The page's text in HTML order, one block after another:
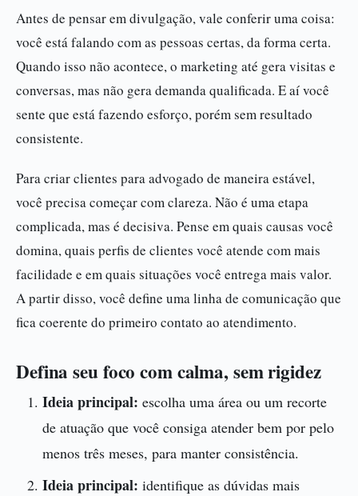
Antes de pensar em divulgação, vale conferir uma coisa:
você está falando com as pessoas certas, da forma certa.
Quando isso não acontece, o marketing até gera visitas e
conversas, mas não gera demanda qualificada. E aí você
sente que está fazendo esforço, porém sem resultado
consistente.
Para criar clientes para advogado de maneira estável,
você precisa começar com clareza. Não é uma etapa
complicada, mas é decisiva. Pense em quais causas você
domina, quais perfis de clientes você atende com mais
facilidade e em quais situações você entrega mais valor.
A partir disso, você define uma linha de comunicação que
fica coerente do primeiro contato ao atendimento.
Defina seu foco com calma, sem rigidez
Ideia principal: escolha uma área ou um recorte
de atuação que você consiga atender bem por pelo
menos três meses, para manter consistência.
Ideia principal: identifique as dúvidas mais